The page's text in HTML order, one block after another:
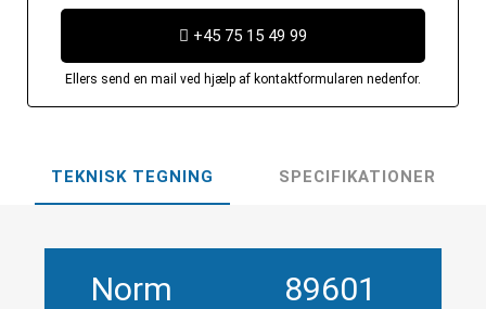
+45 75 15 49 99
Ellers send en mail ved hjælp af kontaktformularen nedenfor.
TEKNISK TEGNING SPECIFIKATIONER
Norm 89601